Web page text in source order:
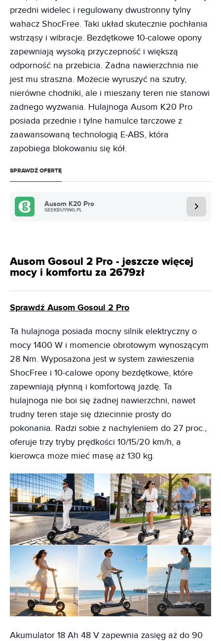
przedni widelec i regulowany dwustronny tylny
wahacz ShocFree. Taki układ skutecznie pochłania
wstrząsy i wibracje. Bezdętkowe 10-calowe opony
zapewniają wysoką przyczepność i większą
odporność na przebicia. Żadna nawierzchnia nie
jest mu straszna. Możecie wyruszyć na szutry,
nierówne chodniki, ale i mieszany teren nie stanowi
żadnego wyzwania. Hulajnoga Ausom K20 Pro
posiada przednie i tylne hamulce tarczowe z
zaawansowaną technologią E-ABS, która
zapobiega blokowaniu się kół.
SPRAWDŹ OFERTĘ
Ausom K20 Pro
GEEKBUYING.PL
Ausom Gosoul 2 Pro - jeszcze więcej
mocy i komfortu za 2679zł
Sprawdź Ausom Gosoul 2 Pro
Ta hulajnoga posiada mocny silnik elektryczny o
mocy 1400 W i momencie obrotowym wynoszącym
28 Nm. Wyposażona jest w system zawieszenia
ShocFree i 10-calowe opony bezdętkowe, które
zapewniają płynną i komfortową jazdę. Ta
hulajnoga nie boi się żadnej nawierzchni, nawet
trudny teren staje się dziecinnie prosty do
pokonania. Radzi sobie z nachyleniem do 27 proc.,
oferuje trzy tryby prędkości 10/15/20 km/h, a
kierowca może mieć masę aż 130 kg.
Akumulator 18 Ah 48 V zapewnia zasięg aż do 90